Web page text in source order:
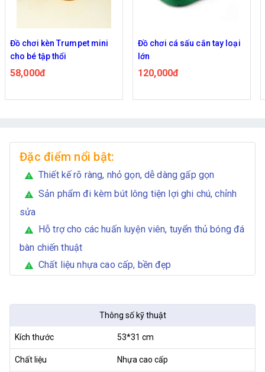
Đồ chơi kèn Trumpet mini
cho bé tập thổi
58,000đ
Đồ chơi cá sấu cắn tay loại
lớn
120,000đ
Đặc điểm nổi bật:
warning Thiết kế rõ ràng, nhỏ gọn, dễ dàng gấp gọn
warning
Sản phẩm đi kèm bút lông tiện lợi ghi chú, chỉnh
sửa
warning
Hỗ trợ cho các huấn luyện viên, tuyển thủ bóng đá
bàn chiến thuật
warning Chất liệu nhựa cao cấp, bền đẹp
Thông số kỹ thuật
Kích thước 53*31 cm
Chất liệu Nhựa cao cấp